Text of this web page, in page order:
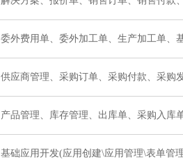
委外费用单、委外加工单、生产加工单、
供应商管理、采购订单、采购付款、采购
产品管理、库存管理、出库单、采购入库
基础应用开发(应用创建\应用管理\表单管